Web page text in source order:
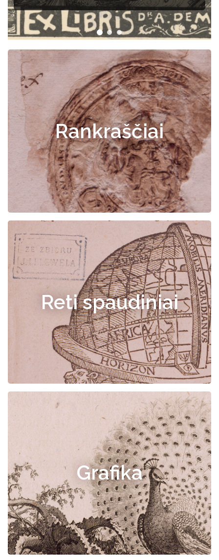
Rankraščiai
Reti spaudiniai
Grafika